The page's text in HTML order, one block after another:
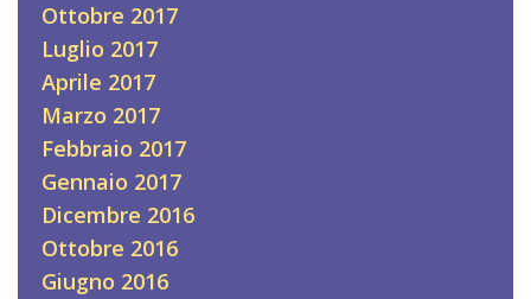
Ottobre 2017
Luglio 2017
Aprile 2017
Marzo 2017
Febbraio 2017
Gennaio 2017
Dicembre 2016
Ottobre 2016
Giugno 2016